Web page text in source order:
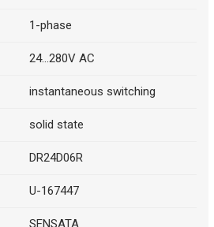
1-phase
24...280V AC
instantaneous switching
solid state
DR24D06R
U-167447
SENSATA